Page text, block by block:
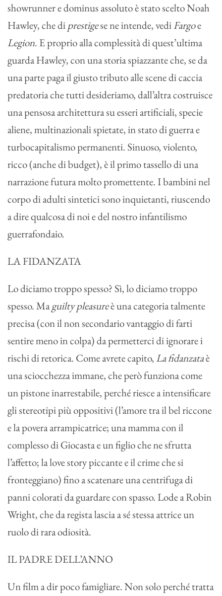
showrunner e dominus assoluto è stato scelto Noah
Hawley, che di prestigese ne intende, vediFargoe
Legion. E proprio alla complessità di quest’ultima
guarda Hawley, con una storia spiazzante che, se da
una parte paga il giusto tributo alle scene di caccia
predatoria che tutti desideriamo, dall’altra costruisce
una pensosa architettura su esseri artificiali, specie
aliene, multinazionali spietate, in stato di guerra e
turbocapitalismo permanenti. Sinuoso, violento,
ricco (anche di budget), è il primo tassello di una
narrazione futura molto promettente. I bambini nel
corpo di adulti sintetici sono inquietanti, riuscendo
a dire qualcosa di noi e del nostro infantilismo
guerrafondaio.
LA FIDANZATA
Lo diciamo troppo spesso? Sì, lo diciamo troppo
spesso. Maguilty pleasureè una categoria talmente
precisa (con il non secondario vantaggio di farti
sentire meno in colpa) da permetterci di ignorare i
rischi di retorica. Come avrete capito, La fidanzataè
una sciocchezza immane, che però funziona come
un pistone inarrestabile, perché riesce a intensificare
gli stereotipi più oppositivi (l’amore tra il bel riccone
e la povera arrampicatrice; una mamma con il
complesso di Giocasta e un figlio che ne sfrutta
l’affetto; la love story piccante e il crime che si
fronteggiano) fino a scatenare una centrifuga di
panni colorati da guardare con spasso. Lode a Robin
Wright, che da regista lascia a sé stessa attrice un
ruolo di rara odiosità.
IL PADRE DELL’ANNO
Un film a dir poco famigliare. Non solo perché tratta